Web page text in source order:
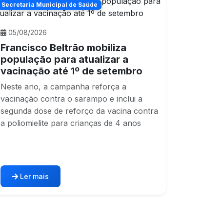
Secretaria Municipal de Saúde
05/08/2026
Francisco Beltrão mobiliza
população para atualizar a
vacinação até 1º de setembro
Neste ano, a campanha reforça a
vacinação contra o sarampo e inclui a
segunda dose de reforço da vacina contra
a poliomielite para crianças de 4 anos
Ler mais